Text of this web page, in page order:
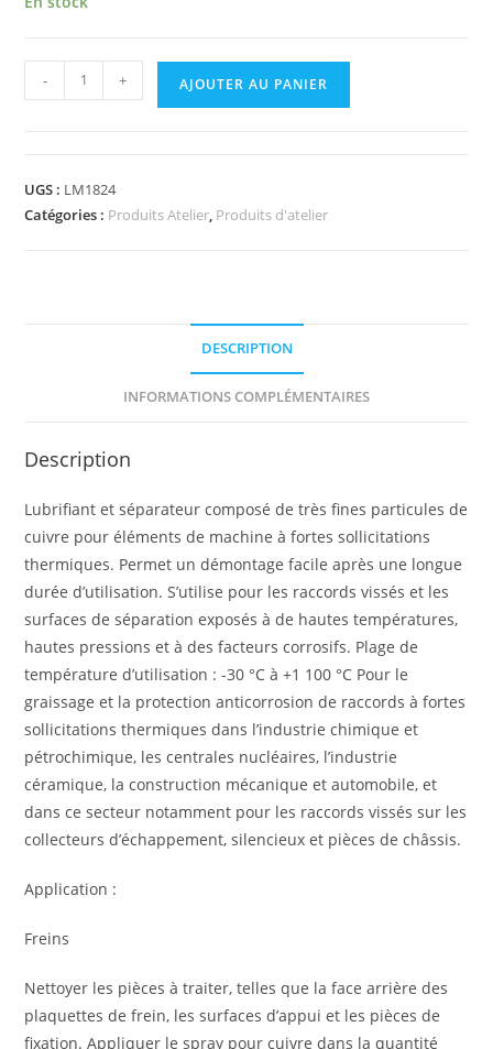
- + AJOUTER AU PANIER
UGS : LM1824
Catégories : Produits Atelier, Produits d'atelier
DESCRIPTION
INFORMATIONS COMPLÉMENTAIRES
Description
Lubrifiant et séparateur composé de très fines particules de
cuivre pour éléments de machine à fortes sollicitations
thermiques. Permet un démontage facile après une longue
durée d’utilisation. S’utilise pour les raccords vissés et les
surfaces de séparation exposés à de hautes températures,
hautes pressions et à des facteurs corrosifs. Plage de
température d’utilisation : -30 °C à +1 100 °C Pour le
graissage et la protection anticorrosion de raccords à fortes
sollicitations thermiques dans l’industrie chimique et
pétrochimique, les centrales nucléaires, l’industrie
céramique, la construction mécanique et automobile, et
dans ce secteur notamment pour les raccords vissés sur les
collecteurs d’échappement, silencieux et pièces de châssis.
Appli­ca­tion :
Freins
Nettoyer les pièces à traiter, telles que la face arrière des
plaquettes de frein, les surfaces d’appui et les pièces de
fixation. Appliquer le spray pour cuivre dans la quantité